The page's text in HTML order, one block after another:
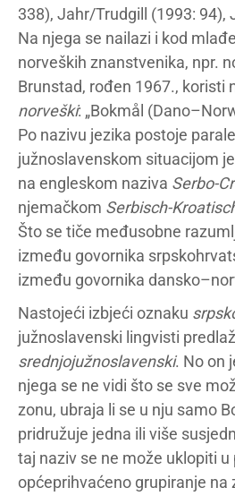
338), Jahr/Trudgill (1993: 94),
Na njega se nailazi i kod
norveških znanstvenika, npr.
Brunstad, rođen 1967., koristi
norveški: „Bokmål
Po nazivu jezika postoje
južnoslavenskom situacijom
na engleskom naziva Serbo-
njemačkom Serbisch-
Što se tiče međusobne
između govornika
između govornika
Nastojeći izbjeći oznaku
južnoslavenski lingvisti
srednjojužnoslavenski. No on
njega se ne vidi što se sve
zonu, ubraja li se u nju samo
pridružuje jedna ili više
taj naziv se ne može uklopiti u
općeprihvaćeno grupiranje na